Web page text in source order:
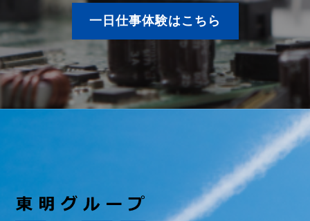
一日仕事体験はこちら